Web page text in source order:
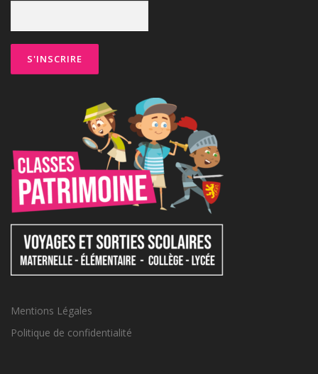
Mentions Légales
Politique de confidentialité